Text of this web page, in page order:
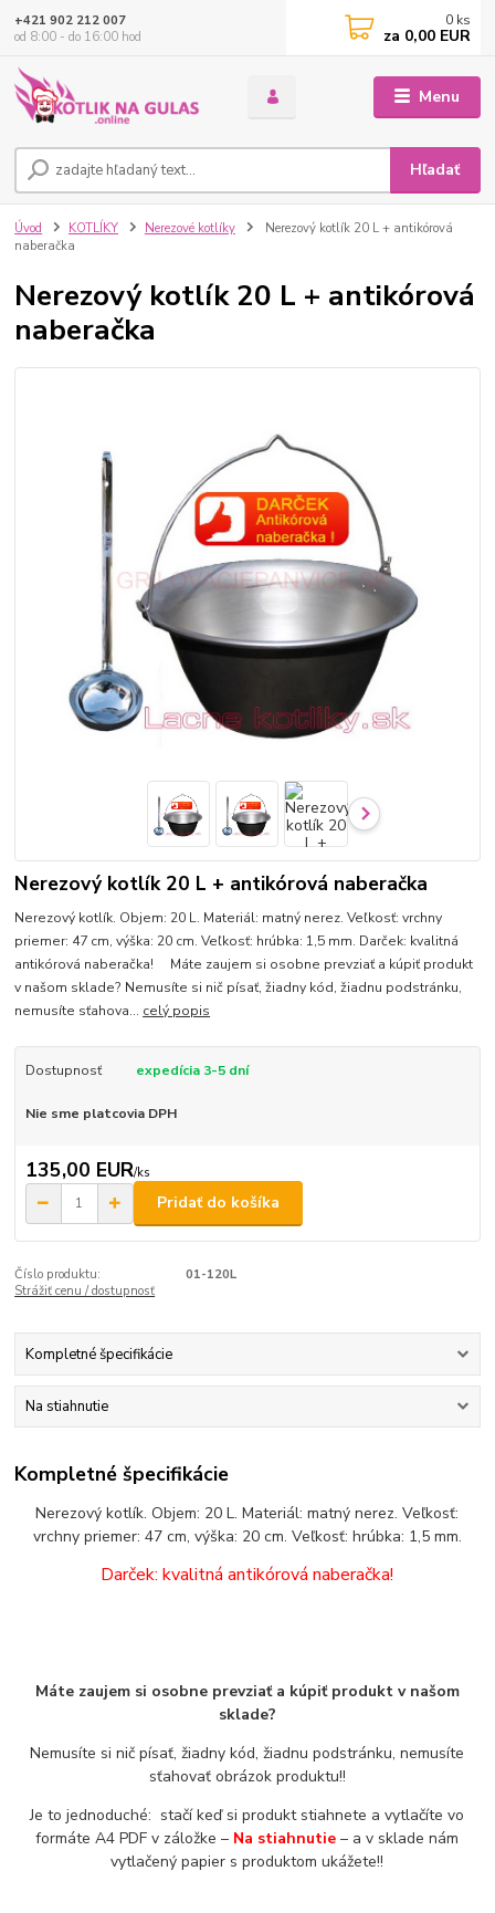
Menu
Hľadať
+421 902 212 007
od 8:00 - do 16:00 hod
0 ks
za 0,00 EUR
Úvod KOTLÍKY Nerezové kotlíky
Nerezový kotlík 20 L + antikórová
naberačka
Nerezový kotlík 20 L + antikórová
naberačka
Nerezový kotlík 20 L + antikórová naberačka
Nerezový kotlík. Objem: 20 L. Materiál: matný nerez. Veľkosť: vrchny
priemer: 47 cm, výška: 20 cm. Veľkosť: hrúbka: 1,5 mm. Darček: kvalitná
antikórová naberačka! Máte zaujem si osobne prevziať a kúpiť produkt
v našom sklade? Nemusíte si nič písať, žiadny kód, žiadnu podstránku,
nemusíte sťahova... celý popis
Dostupnosť expedícia 3-5 dní
Nie sme platcovia DPH
135,00 EUR/ks
Pridať do košíka
Číslo produktu:
01-120L
Strážiť cenu / dostupnosť
Kompletné špecifikácie
Na stiahnutie
Kompletné špecifikácie
Nerezový kotlík. Objem: 20 L. Materiál: matný nerez. Veľkosť:
vrchny priemer: 47 cm, výška: 20 cm. Veľkosť: hrúbka: 1,5 mm.
Darček: kvalitná antikórová naberačka!
Máte zaujem si osobne prevziať a kúpiť produkt v našom
sklade?
Nemusíte si nič písať, žiadny kód, žiadnu podstránku, nemusíte
sťahovať obrázok produktu!!
Je to jednoduché: stačí keď si produkt stiahnete a vytlačíte vo
formáte A4 PDF v záložke – Na stiahnutie – a v sklade nám
vytlačený papier s produktom ukážete!!